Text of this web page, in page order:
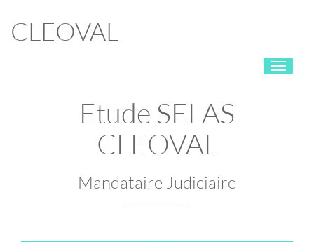
CLEOVAL
Toggle
Etude SELAS
CLEOVAL
Mandataire Judiciaire